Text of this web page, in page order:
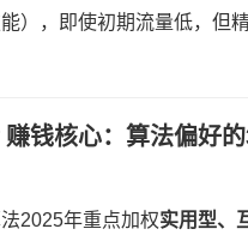
），即使初期流量低，但
赚钱核心：算法偏好
2025年重点加权​实用型、